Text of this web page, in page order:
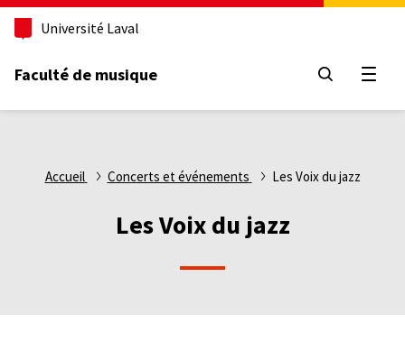
Aller
principal
Université Laval
Faculté de musique
Accueil Concerts et événements Les Voix du jazz
Les Voix du jazz